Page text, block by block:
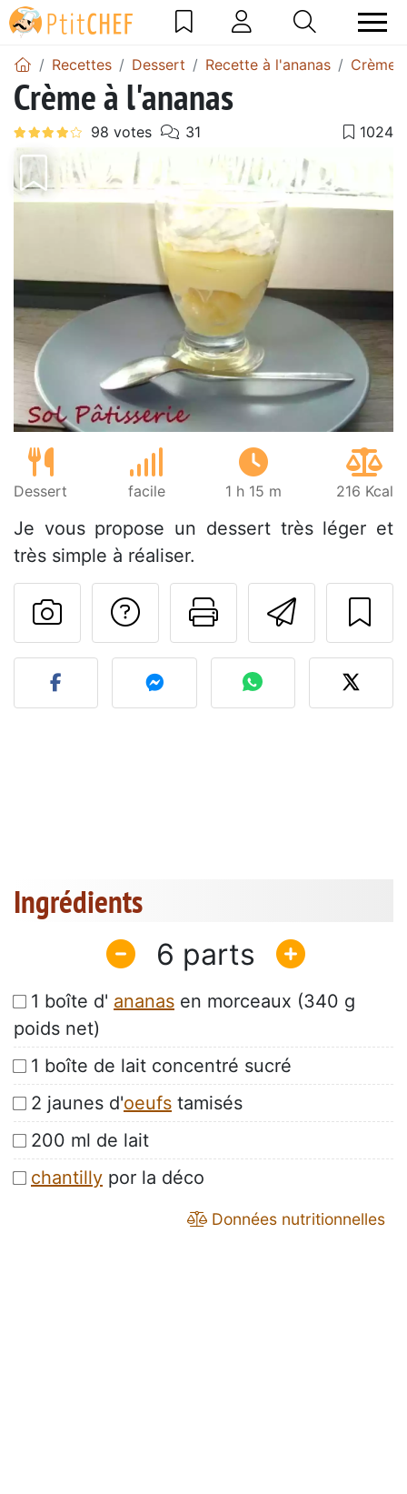
Recettes Dessert Recette à l'ananas Crème
Crème à l'ananas
Dessert facile 1 h 15 m 216 Kcal
Je vous propose un dessert très léger et
très simple à réaliser.
Imprimer
Poser une
Publier votre photo de
Ingrédients
6
1 boîte d' ananas en morceaux (340 g
poids net)
1 boîte de lait concentré sucré
2 jaunes d'oeufs tamisés
200 ml de lait
chantilly por la déco
Données nutritionnelles